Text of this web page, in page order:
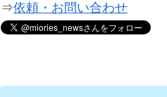
⇒依頼・お問い合わせ